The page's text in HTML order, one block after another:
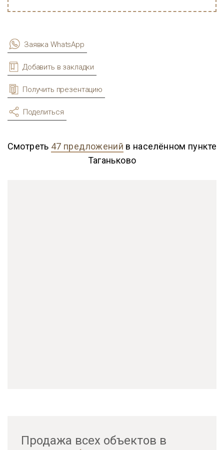
Заявка WhatsApp
Добавить в закладки
Получить презентацию
Поделиться
Смотреть 47 предложений в населённом пункте
Таганьково
Продажа всех объектов в